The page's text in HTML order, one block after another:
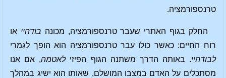
טרנספורמציה.
החלק בגוף האתרי שעבר טרנספורמציה, מכונה בודהיי או
רוח החיים: כאשר כולו עבר טרנספורמציה הוא הופך לגמרי
לבודהיי. באותה הדרך משתנה הגוף הפיזילאטמה, אם אנו
מסתכלים על האדם במצבו המושלם, שאותו הוא ישיג במהלך